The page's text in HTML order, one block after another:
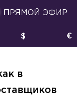
ПРЯМОЙ ЭФИР
$ €
в